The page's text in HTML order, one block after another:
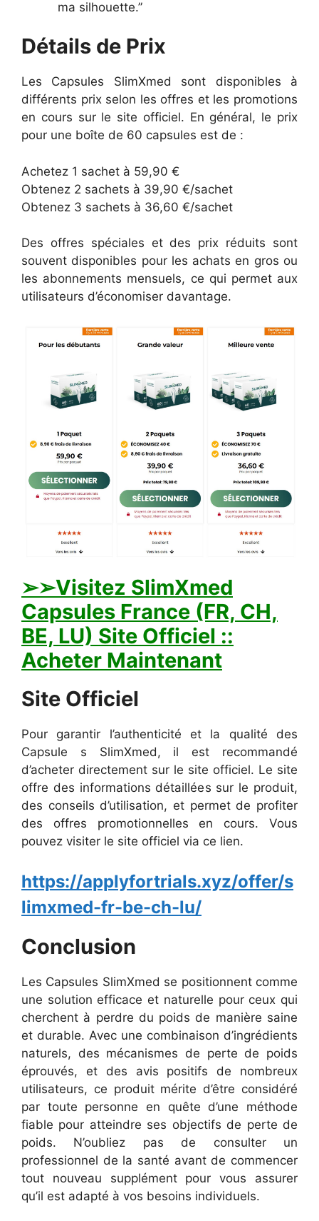
ma silhouette.”
Détails de Prix
Les Capsules SlimXmed sont disponibles à
différents prix selon les offres et les promotions
en cours sur le site officiel. En général, le prix
pour une boîte de 60 capsules est de :
Achetez 1 sachet à 59,90 €
Obtenez 2 sachets à 39,90 €/sachet
Obtenez 3 sachets à 36,60 €/sachet
Des offres spéciales et des prix réduits sont
souvent disponibles pour les achats en gros ou
les abonnements mensuels, ce qui permet aux
utilisateurs d’économiser davantage.
➢➢Visitez SlimXmed
Capsules France (FR, CH,
BE, LU) Site Officiel ::
Acheter Maintenant
Site Officiel
Pour garantir l’authenticité et la qualité des
Capsule s SlimXmed, il est recommandé
d’acheter directement sur le site officiel. Le site
offre des informations détaillées sur le produit,
des conseils d’utilisation, et permet de profiter
des offres promotionnelles en cours. Vous
pouvez visiter le site officiel via ce lien.
https://applyfortrials.xyz/offer/s
limxmed-fr-be-ch-lu/
Conclusion
Les Capsules SlimXmed se positionnent comme
une solution efficace et naturelle pour ceux qui
cherchent à perdre du poids de manière saine
et durable. Avec une combinaison d’ingrédients
naturels, des mécanismes de perte de poids
éprouvés, et des avis positifs de nombreux
utilisateurs, ce produit mérite d’être considéré
par toute personne en quête d’une méthode
fiable pour atteindre ses objectifs de perte de
poids. N’oubliez pas de consulter un
professionnel de la santé avant de commencer
tout nouveau supplément pour vous assurer
qu’il est adapté à vos besoins individuels.